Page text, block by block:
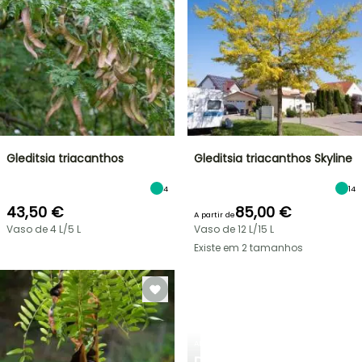
Gleditsia triacanthos
4
43,50 €
Vaso de 4 L/5 L
Gleditsia triacanthos Skyline
14
A partir de85,00 €
Vaso de 12 L/15 L
Existe em 2 tamanhos